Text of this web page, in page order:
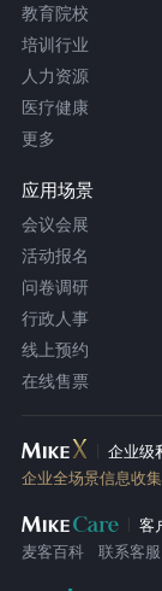
教育院校
培训行业
人力资源
医疗健康
更多
应用场景
会议会展
活动报名
问卷调研
行政人事
线上预约
在线售票
企业级
企业全场景信息收集
客
麦客百科
联系客服